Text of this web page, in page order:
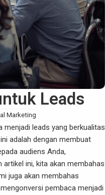
Leads
Marketing
leads yang berkualitas
adalah dengan membuat
audiens Anda,
ini, kita akan membahas
juga akan membahas
pembaca menjadi